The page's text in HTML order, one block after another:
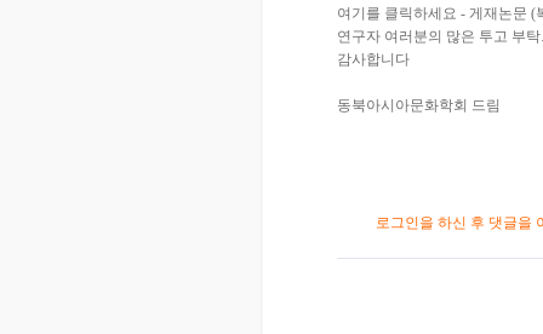
여기를 클릭하세요 - 게재논문
연구자 여러분의 많은 투고 부
감사합니다
동북아시아문화학회 드림
로그인을 하신 후 댓글을